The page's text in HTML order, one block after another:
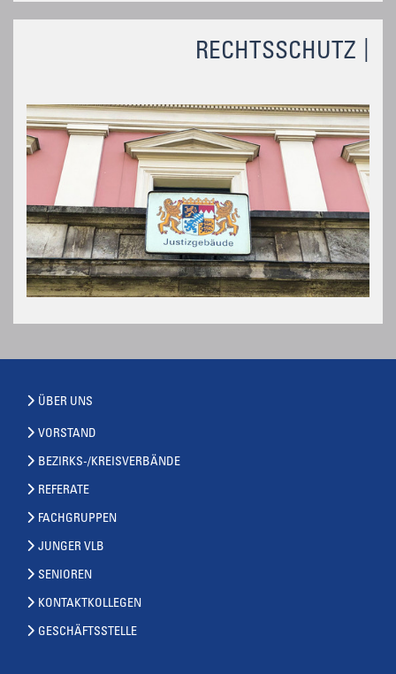
RECHTSSCHUTZ
ÜBER UNS
VORSTAND
BEZIRKS-/KREISVERBÄNDE
REFERATE
FACHGRUPPEN
JUNGER VLB
SENIOREN
KONTAKTKOLLEGEN
GESCHÄFTSSTELLE